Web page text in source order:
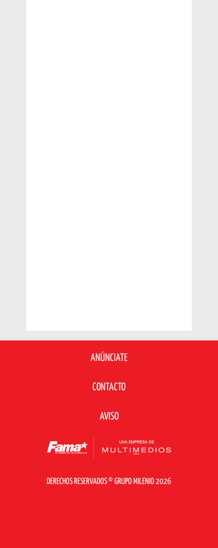
ANÚNCIATE
CONTACTO
AVISO
DERECHOS RESERVADOS © GRUPO MILENIO 2026